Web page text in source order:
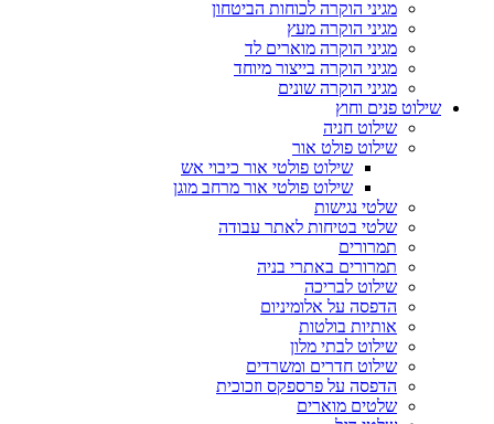
מגיני הוקרה לכוחות הביטחון
מגיני הוקרה מעץ
מגיני הוקרה מוארים לד
מגיני הוקרה בייצור מיוחד
מגיני הוקרה שונים
שילוט פנים וחוץ
שילוט חניה
שילוט פולט אור
שילוט פולטי אור כיבוי אש
שילוט פולטי אור מרחב מוגן
שלטי נגישות
שלטי בטיחות לאתר עבודה
תמרורים
תמרורים באתרי בניה
שילוט לבריכה
הדפסה על אלומיניום
אותיות בולטות
שילוט לבתי מלון
שילוט חדרים ומשרדים
הדפסה על פרספקס וזכוכית
שלטים מוארים